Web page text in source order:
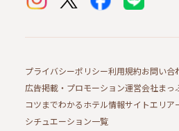
プライバシーポリシー利用規約お問い合
広告掲載・プロモーション運営会社まっ
コツまでわかるホテル情報サイトエリア
シチュエーション一覧